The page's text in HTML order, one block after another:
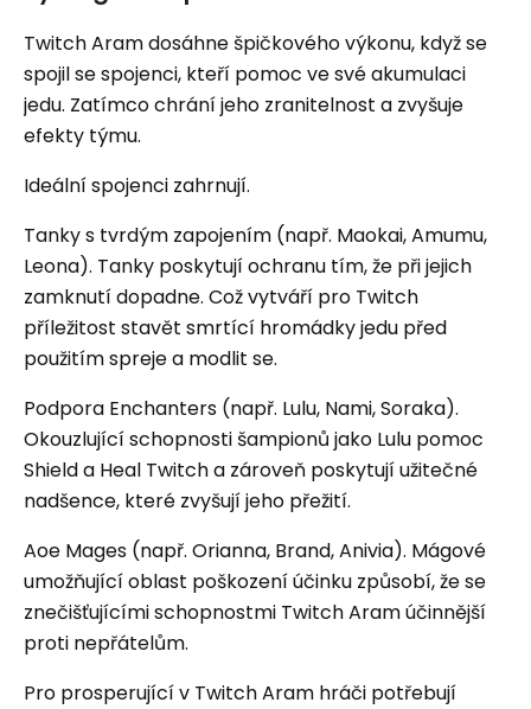
Twitch Aram dosáhne špičkového výkonu, když se
spojil se spojenci, kteří pomoc ve své akumulaci
jedu. Zatímco chrání jeho zranitelnost a zvyšuje
efekty týmu.
Ideální spojenci zahrnují.
Tanky s tvrdým zapojením (např. Maokai, Amumu,
Leona). Tanky poskytují ochranu tím, že při jejich
zamknutí dopadne. Což vytváří pro Twitch
příležitost stavět smrtící hromádky jedu před
použitím spreje a modlit se.
Podpora Enchanters (např. Lulu, Nami, Soraka).
Okouzlující schopnosti šampionů jako Lulu pomoc
Shield a Heal Twitch a zároveň poskytují užitečné
nadšence, které zvyšují jeho přežití.
Aoe Mages (např. Orianna, Brand, Anivia). Mágové
umožňující oblast poškození účinku způsobí, že se
znečišťujícími schopnostmi Twitch Aram účinnější
proti nepřátelům.
Pro prosperující v Twitch Aram hráči potřebují